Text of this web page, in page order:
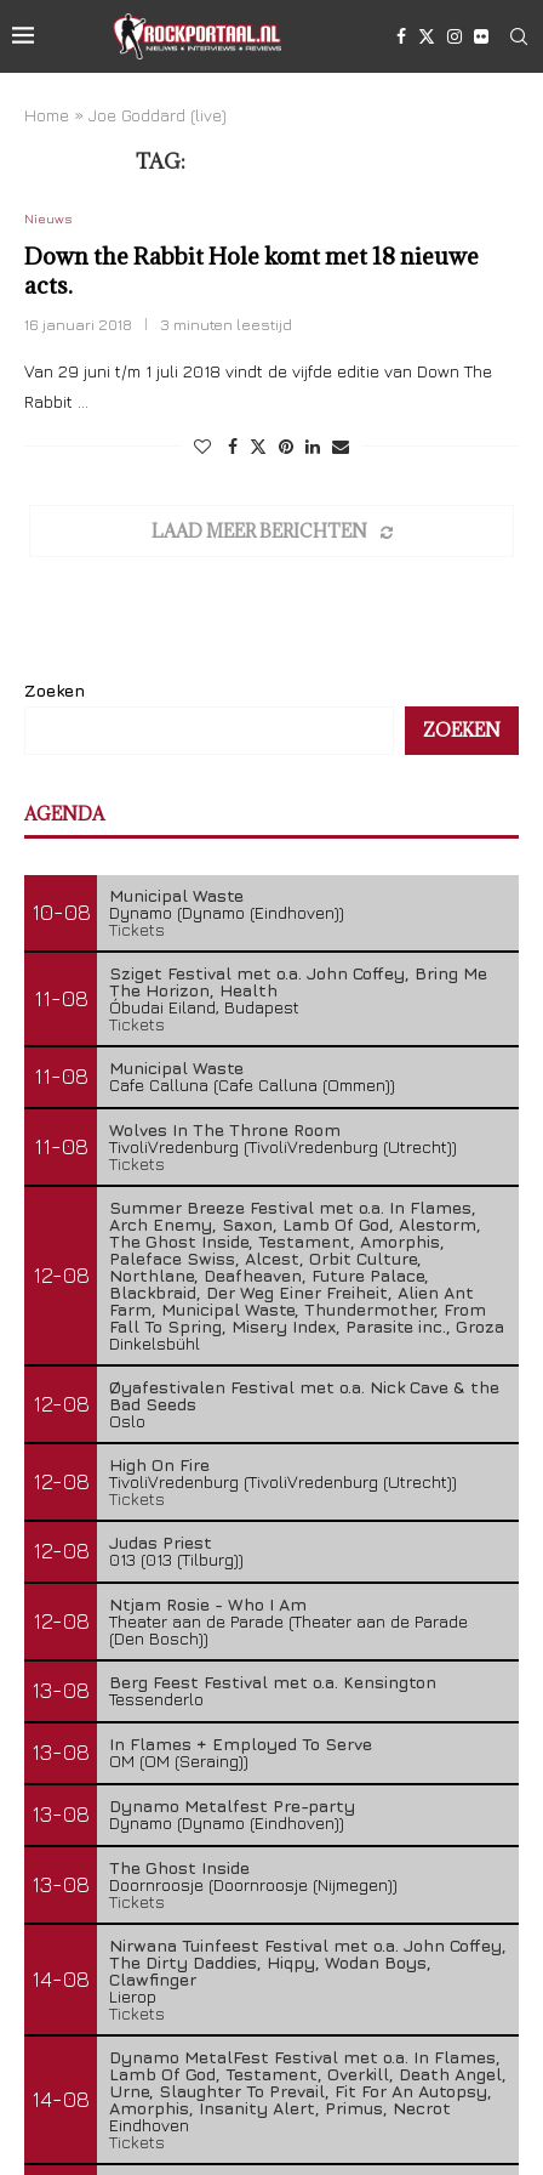
Home » Joe Goddard (live)
TAG:
Nieuws
Down the Rabbit Hole komt met 18 nieuwe
acts.
16 januari 2018 3 minuten leestijd
Van 29 juni t/m 1 juli 2018 vindt de vijfde editie van Down The
Rabbit …
LAAD MEER BERICHTEN
Zoeken
ZOEKEN
AGENDA
10-08
Municipal Waste
Dynamo (Dynamo (Eindhoven))
Tickets
11-08
Sziget Festival met o.a. John Coffey, Bring Me
The Horizon, Health
Óbudai Eiland, Budapest
Tickets
11-08
Municipal Waste
Cafe Calluna (Cafe Calluna (Ommen))
11-08
Wolves In The Throne Room
TivoliVredenburg (TivoliVredenburg (Utrecht))
Tickets
12-08
Summer Breeze Festival met o.a. In Flames,
Arch Enemy, Saxon, Lamb Of God, Alestorm,
The Ghost Inside, Testament, Amorphis,
Paleface Swiss, Alcest, Orbit Culture,
Northlane, Deafheaven, Future Palace,
Blackbraid, Der Weg Einer Freiheit, Alien Ant
Farm, Municipal Waste, Thundermother, From
Fall To Spring, Misery Index, Parasite inc., Groza
Dinkelsbühl
12-08
Øyafestivalen Festival met o.a. Nick Cave & the
Bad Seeds
Oslo
12-08
High On Fire
TivoliVredenburg (TivoliVredenburg (Utrecht))
Tickets
12-08
Judas Priest
013 (013 (Tilburg))
12-08
Ntjam Rosie - Who I Am
Theater aan de Parade (Theater aan de Parade
(Den Bosch))
13-08
Berg Feest Festival met o.a. Kensington
Tessenderlo
13-08
In Flames + Employed To Serve
OM (OM (Seraing))
13-08
Dynamo Metalfest Pre-party
Dynamo (Dynamo (Eindhoven))
13-08
The Ghost Inside
Doornroosje (Doornroosje (Nijmegen))
Tickets
14-08
Nirwana Tuinfeest Festival met o.a. John Coffey,
The Dirty Daddies, Hiqpy, Wodan Boys,
Clawfinger
Lierop
Tickets
14-08
Dynamo MetalFest Festival met o.a. In Flames,
Lamb Of God, Testament, Overkill, Death Angel,
Urne, Slaughter To Prevail, Fit For An Autopsy,
Amorphis, Insanity Alert, Primus, Necrot
Eindhoven
Tickets